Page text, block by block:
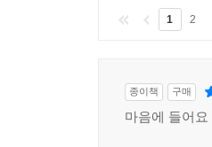
1 2
종이책 구매
마음에 들어요